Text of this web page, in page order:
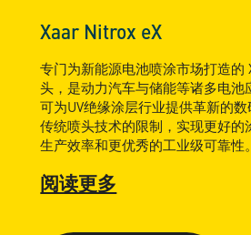
Xaar Nitrox eX
专门为新能源电池喷涂市场打造的
头，是动力汽车与储能等诸多电池
可为UV绝缘涂层行业提供革新的
传统喷头技术的限制，实现更好的
生产效率和更优秀的工业级可靠性。
阅读更多